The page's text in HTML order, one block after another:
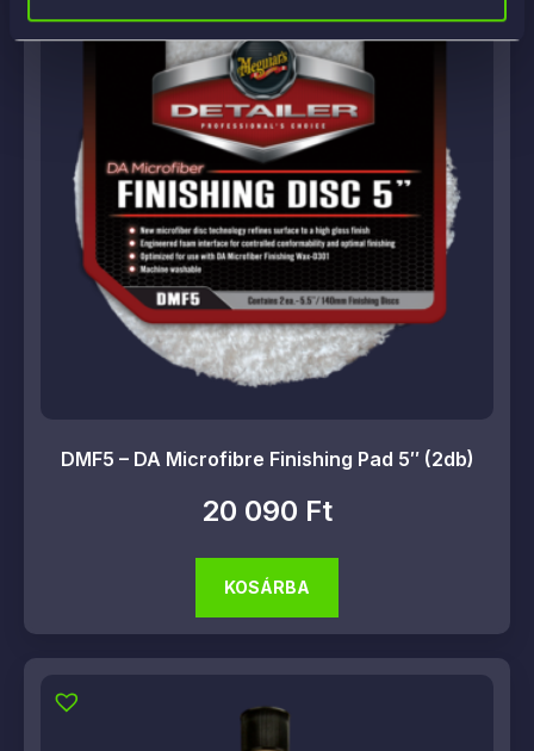
DMF5 – DA Microfibre Finishing Pad 5″ (2db)
20 090 Ft
KOSÁRBA